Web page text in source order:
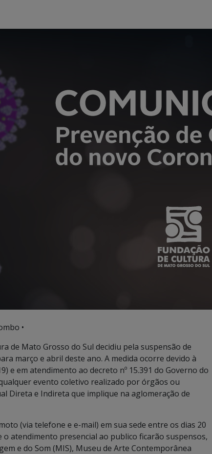
•
de Mato Grosso do Sul decidiu pela suspensão de
março e abril deste ano. A medida ocorre devido à
e em atendimento ao decreto nº 15.391 do Governo do
evento coletivo realizado por órgãos ou
Direta e Indireta que implique na aglomeração de
(via telefone e e-mail) em sua sede entre os dias 20
o atendimento presencial ao publico ficarão suspensos,
e do Som (MIS), Museu de Arte Contemporânea